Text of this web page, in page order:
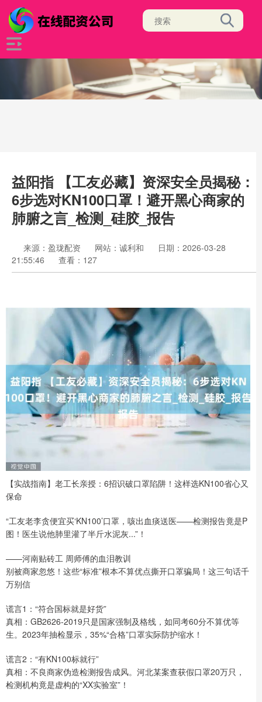
益阳指 【工友必藏】资深安全员揭秘：
6步选对KN100口罩！避开黑心商家的
肺腑之言_检测_硅胶_报告
来源：盈珑配资 网站：诚利和
日期：2026-03-28
21:55:46
查看：127
【实战指南】老工长亲授：6招识破口罩陷阱！这样选KN100省心又
保命
“工友老李贪便宜买‘KN100’口罩，咳出血痰送医——检测报告竟是P
图！医生说他肺里灌了半斤水泥灰...”！
——河南贴砖工 周师傅的血泪教训
别被商家忽悠！这些“标准”根本不算优点撕开口罩骗局！这三句话千
万别信
谎言1：“符合国标就是好货”
真相：GB2626-2019只是国家强制及格线，如同考60分不算优等
生。2023年抽检显示，35%“合格”口罩实际防护缩水！
谎言2：“有KN100标就行”
真相：不良商家伪造检测报告成风。河北某案查获假口罩20万只，
检测机构竟是虚构的“XX实验室”！